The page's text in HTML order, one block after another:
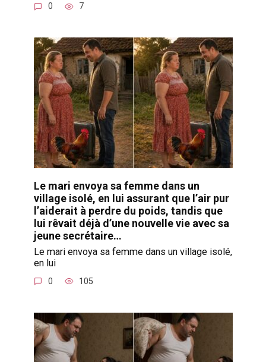
0 7
Le mari envoya sa femme dans un
village isolé, en lui assurant que l’air pur
l’aiderait à perdre du poids, tandis que
lui rêvait déjà d’une nouvelle vie avec sa
jeune secrétaire…
Le mari envoya sa femme dans un village isolé,
en lui
0 105